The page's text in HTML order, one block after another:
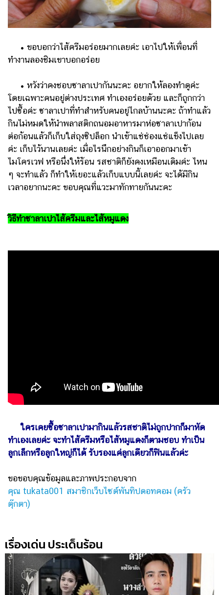
• ขอบอกว่าไส้ครีมอร่อยมากเลยค่ะ เอาไปให้เพื่อนที่
ทำงานลองชิมเขาบอกอร่อย
• หวังว่าคงชอบซาลาเปากันนะคะ อยากให้ลองทำดูค่ะ
โดยเฉพาะคนอยู่ต่างประเทศ ทำเองอร่อยด้วย และก็ถูกกว่า
ไปซื้อค่ะ ซาลาเปาที่ทำสำหรับคนอยู่ไกลบ้านนะคะ ถ้าทำแล้ว
กินไม่หมดให้นำพลาสติกถนอมอาหารมาห่อซาลาเปาก้อน
ต่อก้อนแล้วก็เก็บใส่ถุงซิปล็อก นำเข้าแช่ช่องแช่แข็งไปเลย
ค่ะ เก็บไว้นานเลยค่ะ เมื่อไรนึกอย่างกินก็เอาออกมาเข้า
ไมโครเวฟ หรือนึ่งให้ร้อน รสชาติก็ยังคงเหมือนเดิมค่ะ ไหน
ๆ จะทำแล้ว ก็ทำให้เยอะแล้วเก็บแบบนี้เลยค่ะ จะได้มีกิน
เวลาอยากนะคะ ขอบคุณที่แวะมาทักทายกันนะคะ
วิธีทำซาลาเปาไส้ครีมและไส้หมูแดง
ใครเคยซื้อซาลาเปามากินแล้วรสชาติไม่ถูกปากก็มาหัด
ทำเองเลยค่ะ จะทำไส้ครีมหรือไส้หมูแดงก็ตามชอบ ทำเป็น
ลูกเล็กหรือลูกใหญ่ก็ได้ รับรองแค่ลูกเดียวก็ฟินแล้วค่ะ
ขอขอบคุณข้อมูลและภาพประกอบจาก
คุณ tukata001 สมาชิกเว็บไซต์พันทิปดอทคอม (ครัว
ตุ๊กตา)
เรื่องเด่น ประเด็นร้อน